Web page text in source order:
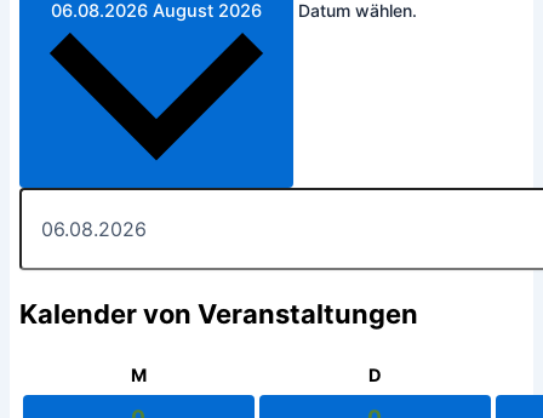
06.08.2026 August 2026 Datum wählen.
Kalender von Veranstaltungen
MMontag DDienstag